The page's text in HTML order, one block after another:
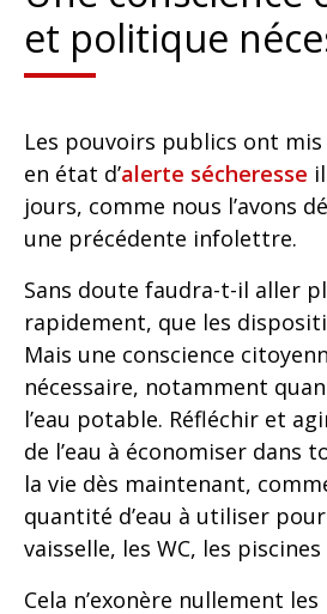
et politique
Les pouvoirs publics ont
en état d’alerte sécheresse
jours, comme nous l’avons
une précédente infolettre.
Sans doute faudra-t-il aller
rapidement, que les
Mais une conscience
nécessaire, notamment
l’eau potable. Réfléchir et
de l’eau à économiser dans
la vie dès maintenant,
quantité d’eau à utiliser
vaisselle, les WC, les piscines
Cela n’exonère nullement